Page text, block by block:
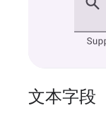
文本字段